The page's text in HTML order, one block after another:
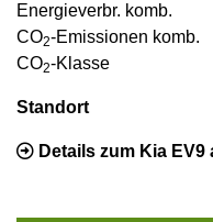
Energieverbr. komb.
CO2-Emissionen komb.
CO2-Klasse
Standort
Details zum Kia EV9